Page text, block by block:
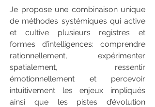
Je propose une combinaison unique
de méthodes systémiques qui active
et cultive plusieurs registres et
formes d’intelligences: comprendre
rationnellement, expérimenter
spatialement, ressentir
émotionnellement et percevoir
intuitivement les enjeux impliqués
ainsi que les pistes d’évolution